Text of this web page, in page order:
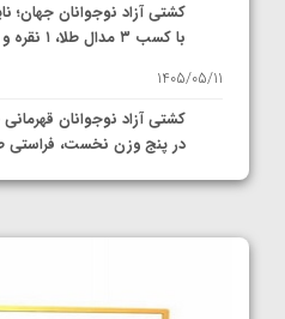
کشتی آزاد نوجوانان جهان؛
با کسب ۳ مدال طلا، ۱ نقره و ۲ مدال برنز
1405/05/11
کشتی آزاد نوجوانان
در پنج وزن نخست، فراستی
1405/05/11